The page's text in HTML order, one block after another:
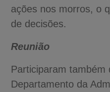
ações nos morros, o
de decisões.
Reunião
Participaram também
Departamento da